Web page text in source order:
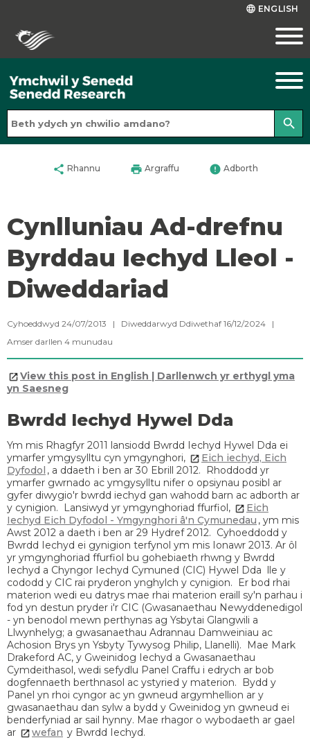
language ENGLISH
search
share Rhannu print Argraffu error Adborth
Cynlluniau Ad-drefnu
Byrddau Iechyd Lleol -
Diweddariad
Cyhoeddwyd 24/07/2013 | Diweddarwyd Ddiwethaf 16/12/2024 |
Amser darllen 4 munudau
View this post in English | Darllenwch yr erthygl yma
yn Saesneg
Bwrdd Iechyd Hywel Dda
Ym mis Rhagfyr 2011 lansiodd Bwrdd Iechyd Hywel Dda ei
ymarfer ymgysylltu cyn ymgynghori,
Eich iechyd, Eich
Dyfodol , a ddaeth i ben ar 30 Ebrill 2012. Rhoddodd yr
ymarfer gwrnado ac ymgysylltu nifer o opsiynau posibl ar
gyfer diwygio'r bwrdd iechyd gan wahodd barn ac adborth ar
y cynigion. Lansiwyd yr ymgynghoriad ffurfiol,
Eich
Iechyd Eich Dyfodol - Ymgynghori â'n Cymunedau , ym mis
Awst 2012 a daeth i ben ar 29 Hydref 2012. Cyhoeddodd y
Bwrdd Iechyd ei gynigion terfynol ym mis Ionawr 2013. Ar ôl
yr ymgynghoriad ffurfiol bu gohebiaeth rhwng y Bwrdd
Iechyd a Chyngor Iechyd Cymuned (CIC) Hywel Dda lle y
cododd y CIC rai pryderon ynghylch y cynigion. Er bod rhai
materion wedi eu datrys mae rhai materion eraill sy'n parhau i
fod yn destun pryder i'r CIC (Gwasanaethau Newyddenedigol
- yn benodol mewn perthynas ag Ysbytai Glangwili a
Llwynhelyg; a gwasanaethau Adrannau Damweiniau ac
Achosion Brys yn Ysbyty Tywysog Philip, Llanelli). Mae Mark
Drakeford AC, y Gweinidog Iechyd a Gwasanaethau
Cymdeithasol, wedi sefydlu Panel Craffu i edrych ar bob
dogfennaeth berthnasol ac ystyried y materion. Bydd y
Panel yn rhoi cyngor ac yn gwneud argymhellion ar y
gwasanaethau dan sylw a bydd y Gweinidog yn gwneud ei
benderfyniad ar sail hynny. Mae rhagor o wybodaeth ar gael
ar
wefan y Bwrdd Iechyd.